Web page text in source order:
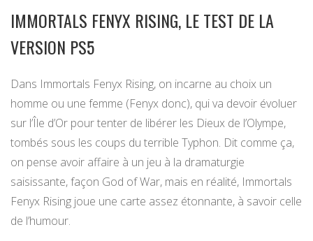
IMMORTALS FENYX RISING, LE TEST DE LA
VERSION PS5
Dans Immortals Fenyx Rising, on incarne au choix un
homme ou une femme (Fenyx donc), qui va devoir évoluer
sur l’Île d’Or pour tenter de libérer les Dieux de l’Olympe,
tombés sous les coups du terrible Typhon. Dit comme ça,
on pense avoir affaire à un jeu à la dramaturgie
saisissante, façon God of War, mais en réalité, Immortals
Fenyx Rising joue une carte assez étonnante, à savoir celle
de l’humour.